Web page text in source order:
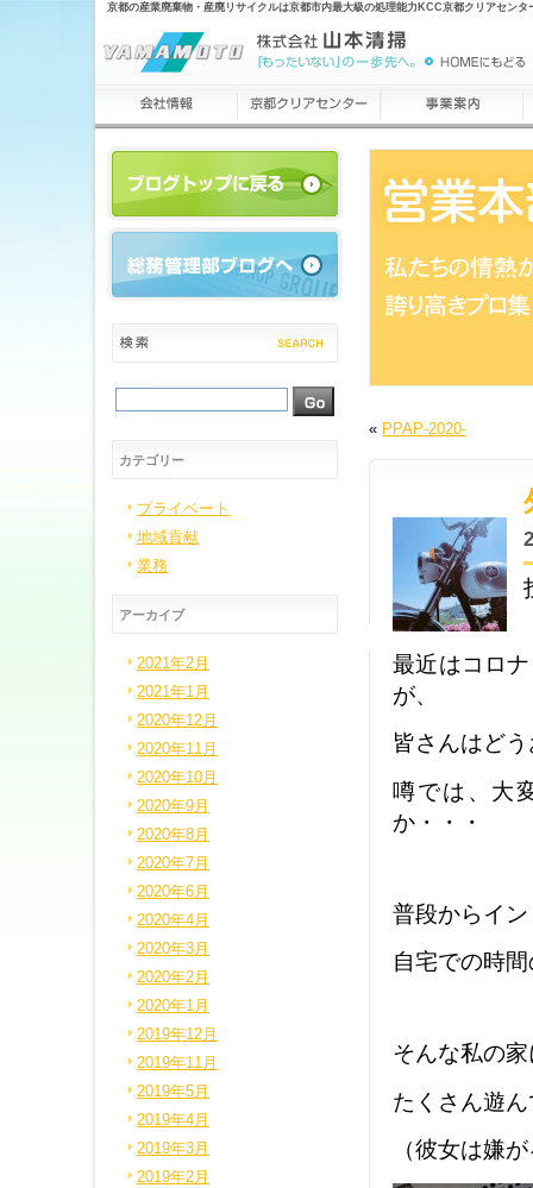
京都の産業廃棄物・産廃リサイクルは京都市内最大級の処理能力KCC京都クリアセンタ
« PPAP-2020-
最近はコロ
が、
皆さんはど
噂では、大
か・・・
普段からイ
自宅での時
そんな私の
たくさん遊
（彼女は嫌
カテゴリー
プライベート
地域貢献
業務
アーカイブ
2021年2月
2021年1月
2020年12月
2020年11月
2020年10月
2020年9月
2020年8月
2020年7月
2020年6月
2020年4月
2020年3月
2020年2月
2020年1月
2019年12月
2019年11月
2019年5月
2019年4月
2019年3月
2019年2月